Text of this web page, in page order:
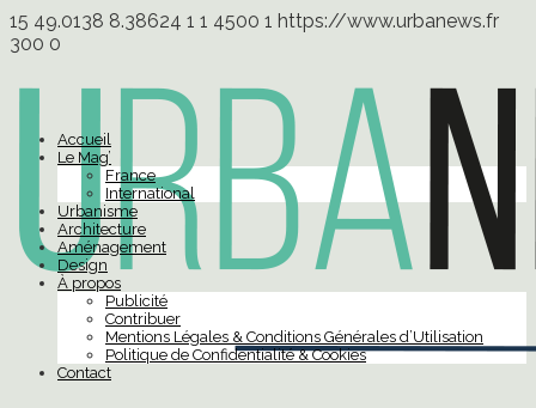
15 49.0138 8.38624 1 1 4500 1 https://www.urbanews.fr
300 0
Accueil
Le Mag’
France
International
Urbanisme
Architecture
Aménagement
Design
À propos
Publicité
Contribuer
Mentions Légales & Conditions Générales d’Utilisation
Politique de Confidentialité & Cookies
Contact